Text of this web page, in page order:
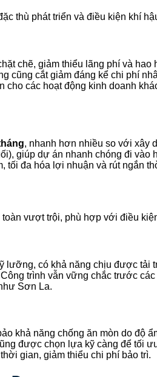
thù phát triển và điều kiện khí
chẽ, giảm thiểu lãng phí và
cũng cắt giảm đáng kể chi phí
cho các hoạt động kinh doanh
, nhanh hơn nhiều so với xây
giúp dự án nhanh chóng đi
tối đa hóa lợi nhuận và rút ngắn
vượt trội, phù hợp với điều
lưỡng, có khả năng chịu được
trình vẫn vững chắc trước
Sơn La.
khả năng chống ăn mòn do độ
được chọn lựa kỹ càng để tối
gian, giảm thiểu chi phí bảo trì.